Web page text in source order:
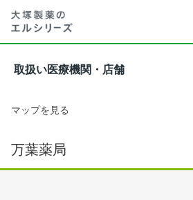
取扱い医療機関・店舗
マップを見る
万葉薬局